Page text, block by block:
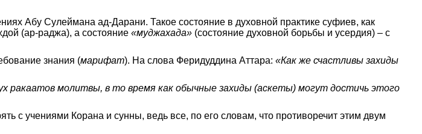
Абу Сулеймана ад-Дарани. Такое состояние в духовной практике суфиев, как
(ар-раджа), а состояние «муджахада» (состояние духовной борьбы и усердия) – с
знания (марифат). На слова Феридуддина Аттара: «Как же счастливы захиды
ракаатов молитвы, в то время как обычные захиды (аскеты) могут достичь этого
с учениями Корана и сунны, ведь все, по его словам, что противоречит этим двум